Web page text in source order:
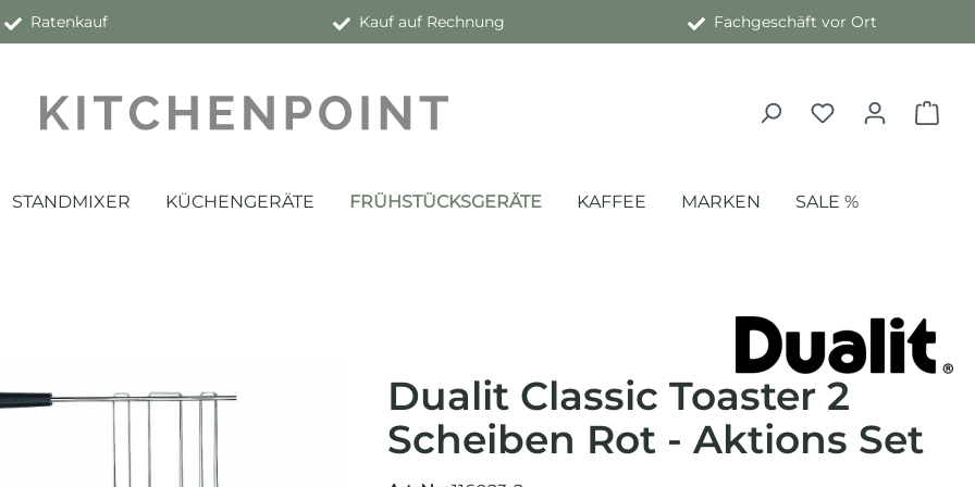
Ratenkauf Kauf auf Rechnung Fachgeschäft vor Ort
STANDMIXER KÜCHENGERÄTE FRÜHSTÜCKSGERÄTE KAFFEE MARKEN SALE %
Dualit Classic Toaster 2
Scheiben Rot - Aktions Set